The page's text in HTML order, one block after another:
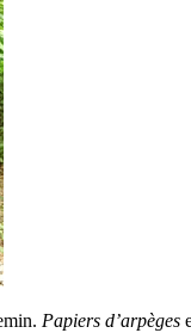
Papiers d’arpèges